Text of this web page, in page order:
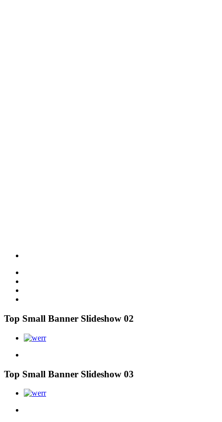
Top Small Banner Slideshow 02
Top Small Banner Slideshow 03